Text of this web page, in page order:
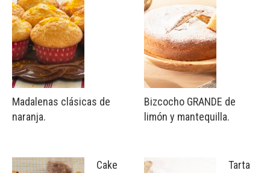
Madalenas clásicas de
naranja.
Cake
Bizcocho GRANDE de
limón y mantequilla.
Tarta